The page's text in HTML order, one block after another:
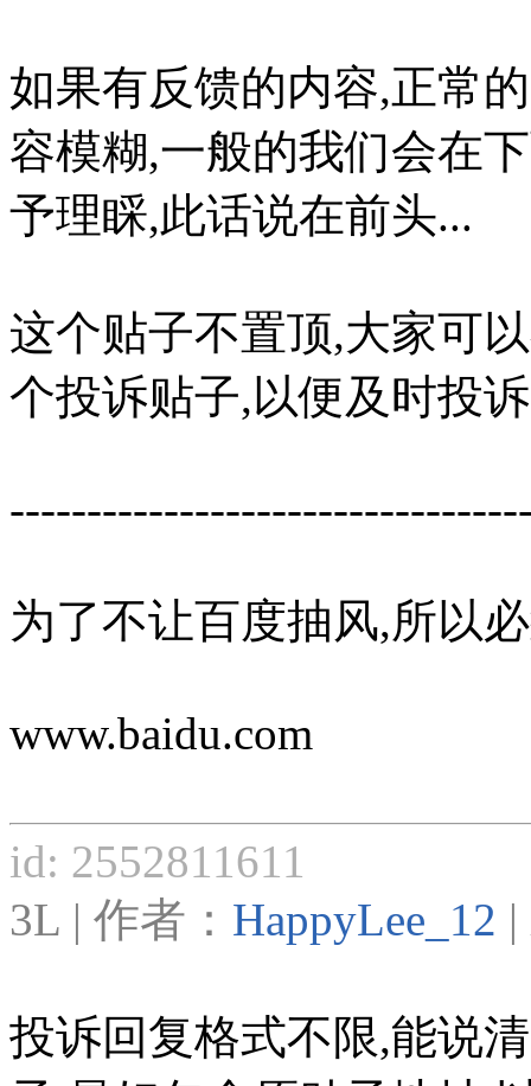
如果有反馈的内容,正常
容模糊,一般的我们会在
予理睬,此话说在前头...
这个贴子不置顶,大家可
个投诉贴子,以便及时投
为了不让百度抽风,所以
www.baidu.com
id: 2552811611
3L | 作者： HappyLee_12
投诉回复格式不限,能说